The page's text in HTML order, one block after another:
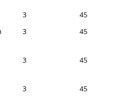
3
45
3 45
3 45
3 45